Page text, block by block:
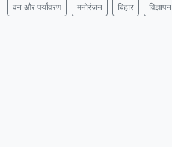
वन और पर्यावरण मनोरंजन बिहार विज्ञापन